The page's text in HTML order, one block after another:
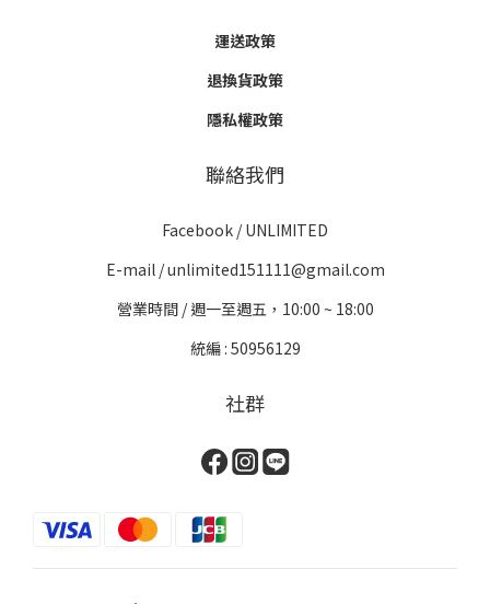
運送政策
退換貨政策
隱私權政策
聯絡我們
Facebook /UNLIMITED
E-mail / unlimited151111@gmail.com
營業時間 / 週一至週五，10:00 ~ 18:00
統編 : 50956129
社群